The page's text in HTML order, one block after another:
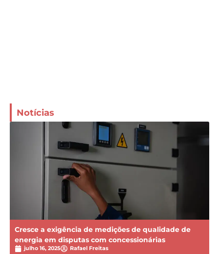
Notícias
Cresce a exigência de medições de qualidade de
energia em disputas com concessionárias
julho 16, 2025 Rafael Freitas